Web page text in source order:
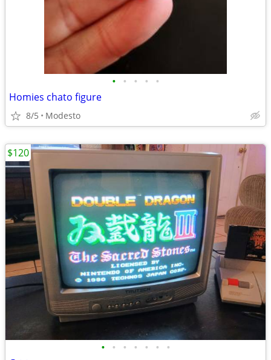
• • • • •
Homies chato figure
8/5 Modesto
• • • • • • •
$120